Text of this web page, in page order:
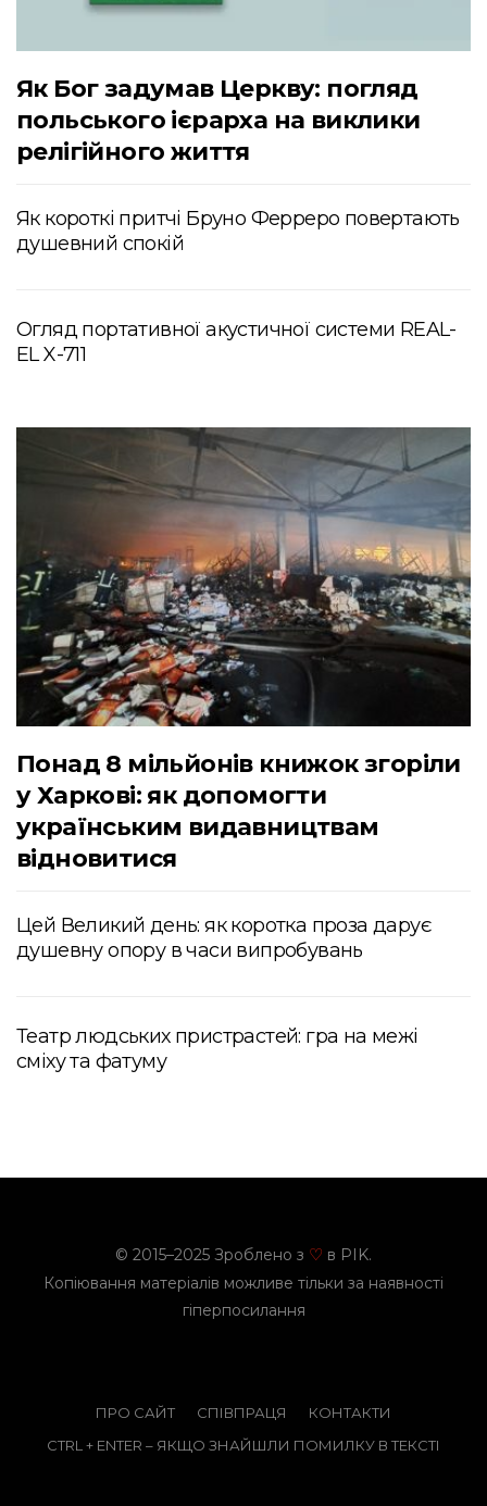
Як Бог задумав Церкву: погляд
польського ієрарха на виклики
релігійного життя
Як короткі притчі Бруно Ферреро повертають
душевний спокій
Огляд портативної акустичної системи REAL-
EL X-711
Понад 8 мільйонів книжок згоріли
у Харкові: як допомогти
українським видавництвам
відновитися
Цей Великий день: як коротка проза дарує
душевну опору в часи випробувань
Театр людських пристрастей: гра на межі
сміху та фатуму
© 2015–2025 Зроблено з ♡ в PIK.
Копіювання матеріалів можливе тільки за наявності
гіперпосилання
ПРО САЙТ СПІВПРАЦЯ
КОНТАКТИ
CTRL + ENTER – ЯКЩО ЗНАЙШЛИ ПОМИЛКУ В ТЕКСТІ